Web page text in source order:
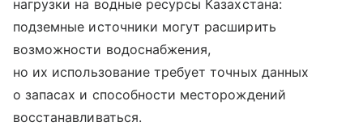
нагрузки на водные ресурсы Казахстана:
подземные источники могут расширить
возможности водоснабжения,
но их использование требует точных данных
о запасах и способности месторождений
восстанавливаться.